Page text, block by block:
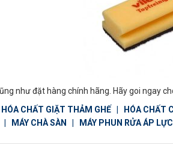
như đặt hàng chính hãng. Hãy goi ngay
HÓA CHẤT GIẶT THẢM GHẾ HÓA CHẤT
MÁY CHÀ SÀN MÁY PHUN RỬA ÁP LỰC